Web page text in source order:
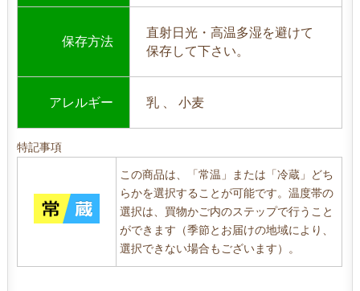
保存方法
直射日光・高温多湿を避けて
保存して下さい。
アレルギー 乳 、 小麦
特記事項
この商品は、「常温」または「冷蔵」どち
らかを選択することが可能です。温度帯の
選択は、買物かご内のステップで行うこと
ができます（季節とお届けの地域により、
選択できない場合もございます）。